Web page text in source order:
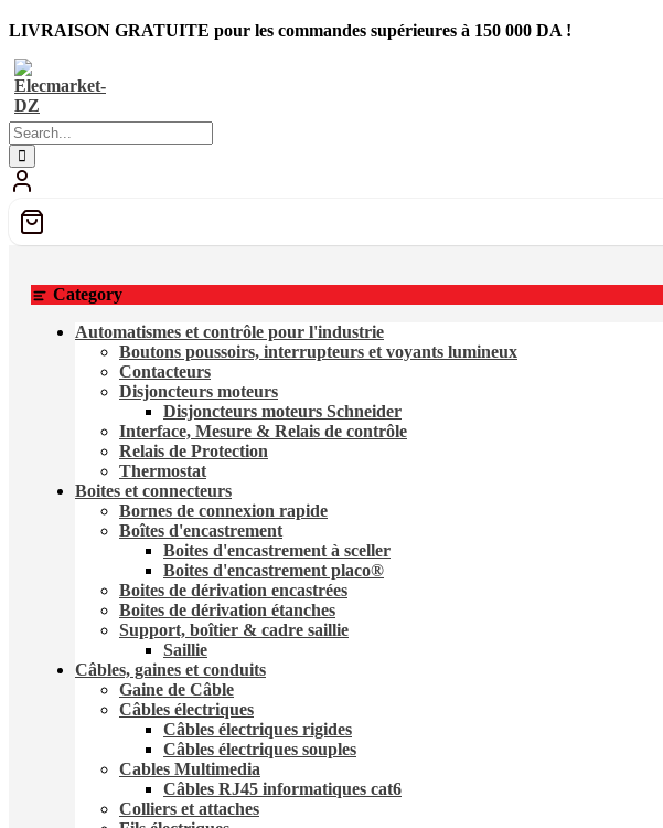
LIVRAISON GRATUITE pour les commandes supérieures à 150 000 DA !
Category
Automatismes et contrôle pour l'industrie
Boutons poussoirs, interrupteurs et voyants lumineux
Contacteurs
Disjoncteurs moteurs
Disjoncteurs moteurs Schneider
Interface, Mesure & Relais de contrôle
Relais de Protection
Thermostat
Boites et connecteurs
Bornes de connexion rapide
Boîtes d'encastrement
Boites d'encastrement à sceller
Boites d'encastrement placo®
Boites de dérivation encastrées
Boites de dérivation étanches
Support, boîtier & cadre saillie
Saillie
Câbles, gaines et conduits
Gaine de Câble
Câbles électriques
Câbles électriques rigides
Câbles électriques souples
Cables Multimedia
Câbles RJ45 informatiques cat6
Colliers et attaches